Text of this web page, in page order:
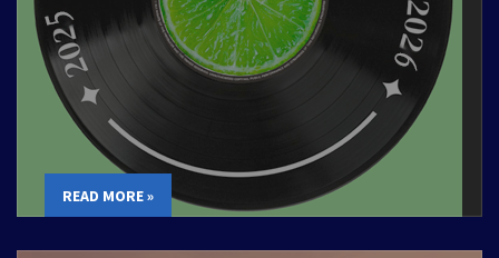
READ MORE »